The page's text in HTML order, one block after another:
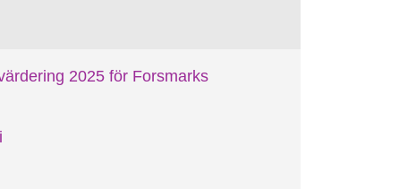
2025 för Forsmarks